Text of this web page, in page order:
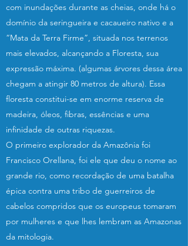
com inundações durante as cheias, onde há o
domínio da seringueira e cacaueiro nativo e a
“Mata da Terra Firme”, situada nos terrenos
mais elevados, alcançando a Floresta, sua
expressão máxima. (algumas árvores dessa área
chegam a atingir 80 metros de altura). Essa
floresta constitui-se em enorme reserva de
madeira, óleos, fibras, essências e uma
infinidade de outras riquezas.
O primeiro explorador da Amazônia foi
Francisco Orellana, foi ele que deu o nome ao
grande rio, como recordação de uma batalha
épica contra uma tribo de guerreiros de
cabelos compridos que os europeus tomaram
por mulheres e que lhes lembram as Amazonas
da mitologia.